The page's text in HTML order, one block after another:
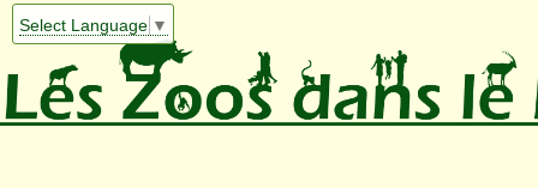
Select Language ▼